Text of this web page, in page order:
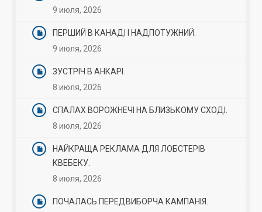
9 июля, 2026
ПЕРШИЙ В КАНАДІ І НАДПОТУЖНИЙ.
9 июля, 2026
ЗУСТРІЧ В АНКАРІ.
8 июля, 2026
СПАЛАХ ВОРОЖНЕЧІ НА БЛИЗЬКОМУ СХОДІ.
8 июля, 2026
НАЙКРАЩА РЕКЛАМА ДЛЯ ЛОБСТЕРІВ
КВЕБЕКУ.
8 июля, 2026
ПОЧАЛАСЬ ПЕРЕДВИБОРЧА КАМПАНІЯ.